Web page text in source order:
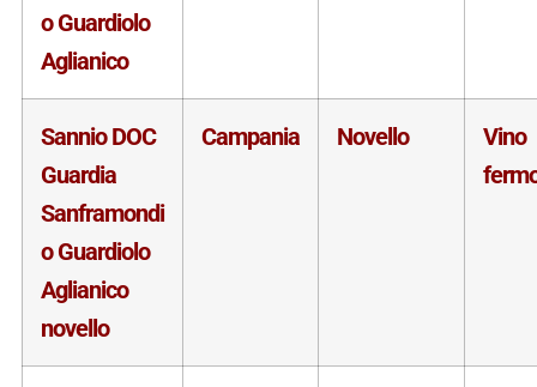
o Guardiolo
Aglianico
Sannio DOC
Guardia
Sanframondi
o Guardiolo
Aglianico
novello
Campania Novello
Vino